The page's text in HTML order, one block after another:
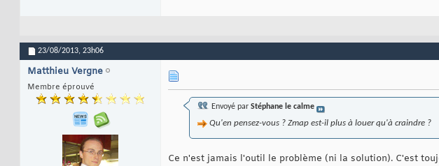
23/08/2013, 23h06
Matthieu Vergne
Membre éprouvé
Envoyé par Stéphane le calme
Qu'en pensez-vous ? Zmap est-il plus à louer qu'à craindre ?
Ce n'est jamais l'outil le problème (ni la solution). C'est